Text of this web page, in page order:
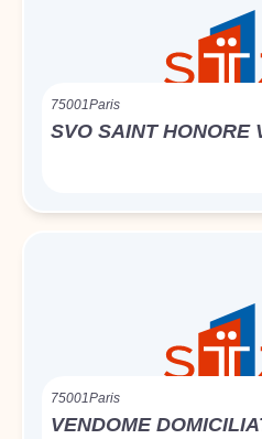
75001Paris
SVO SAINT HONORE
75001Paris
VENDOME